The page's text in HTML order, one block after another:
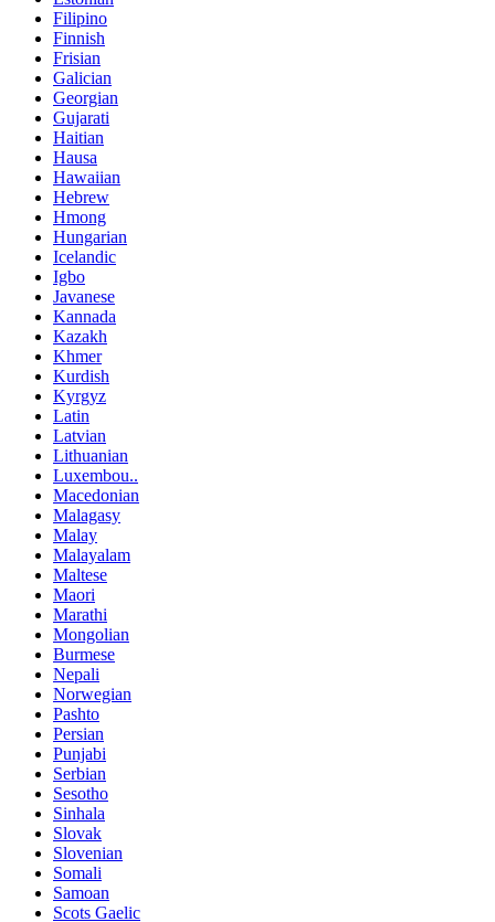
Filipino
Finnish
Frisian
Galician
Georgian
Gujarati
Haitian
Hausa
Hawaiian
Hebrew
Hmong
Hungarian
Icelandic
Igbo
Javanese
Kannada
Kazakh
Khmer
Kurdish
Kyrgyz
Latin
Latvian
Lithuanian
Luxembou..
Macedonian
Malagasy
Malay
Malayalam
Maltese
Maori
Marathi
Mongolian
Burmese
Nepali
Norwegian
Pashto
Persian
Punjabi
Serbian
Sesotho
Sinhala
Slovak
Slovenian
Somali
Samoan
Scots Gaelic